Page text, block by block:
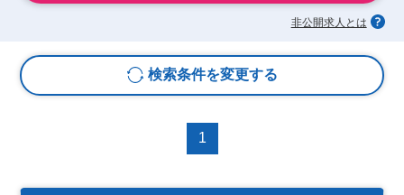
非公開求人とは
検索条件を変更する
1